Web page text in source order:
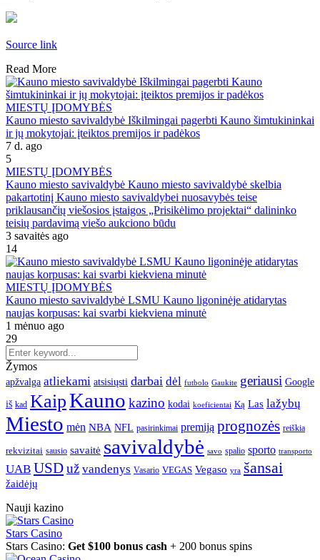
Source link
Read More
MIESTŲ ĮDOMYBĖS
Kauno miesto savivaldybė Iškilmingai pagerbti Kauno šimtukininkai
ir jų mokytojai: įteiktos premijos ir padėkos
7 d. ago
5
MIESTŲ ĮDOMYBĖS
Kauno miesto savivaldybė Kauno miesto savivaldybė skelbia
pakartotinį Kauno miesto savivaldybei nuosavybės teise
priklausančių viešosios įstaigos „Prisikėlimo projektai“ dalininko
teisių pardavimą viešo aukciono būdu
3 savaitės ago
14
MIESTŲ ĮDOMYBĖS
Kauno miesto savivaldybė LSMU Kauno ligoninėje atidarytas
naujas korpusas: kai svarbi kiekviena minutė
1 mėnuo ago
29
Žymos
apžvalga atliekami atsisiųsti darbai dėl futbolo Gaukite geriausi Google
iš kad KaipKauno kazino kodai koeficientai Ką Las lažybų
Miesto mėn NBA NFL pasirinkimai premiją prognozės reiškia
rekvizitai sausio savaitė savivaldybė savo spalio sporto transporto
UAB USDuž vandenys Vasario VEGAS Vegaso yra šansai
žaidėjų
Nauji kazino
Stars Casino
Stars Casino: Get $100 bonus cash + 200 bonus spins